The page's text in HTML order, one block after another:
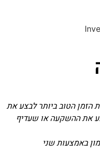
הטוב ביותר לבצע את
את ההשקעה או שעדיף
באמצעות שני